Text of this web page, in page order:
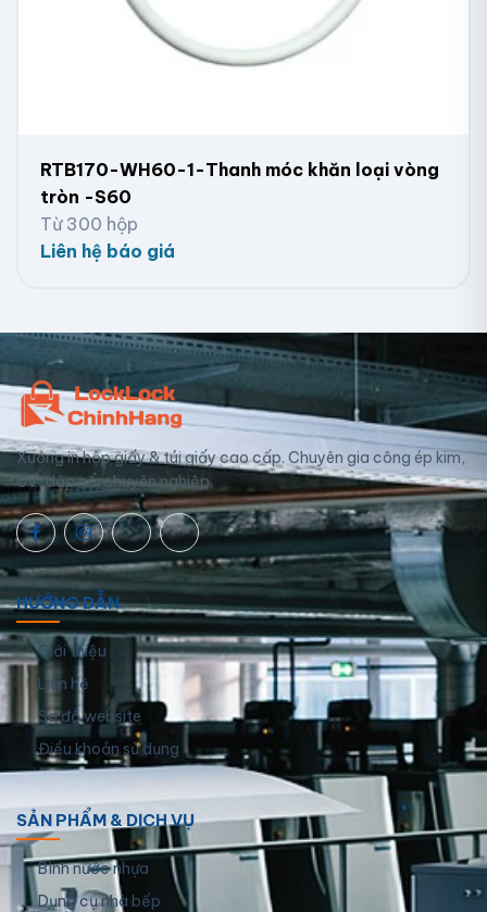
RTB170-WH60-1-Thanh móc khăn loại vòng
tròn -S60
Từ 300 hộp
Liên hệ báo giá
Xưởng in hộp giấy & túi giấy cao cấp. Chuyên gia công ép kim,
UV, dập nổi chuyên nghiệp.
HƯỚNG DẪN
Giới thiệu
Liên hệ
Sơ đồ website
Điều khoản sử dụng
SẢN PHẨM & DỊCH VỤ
Bình nước nhựa
Dụng cụ nhà bếp